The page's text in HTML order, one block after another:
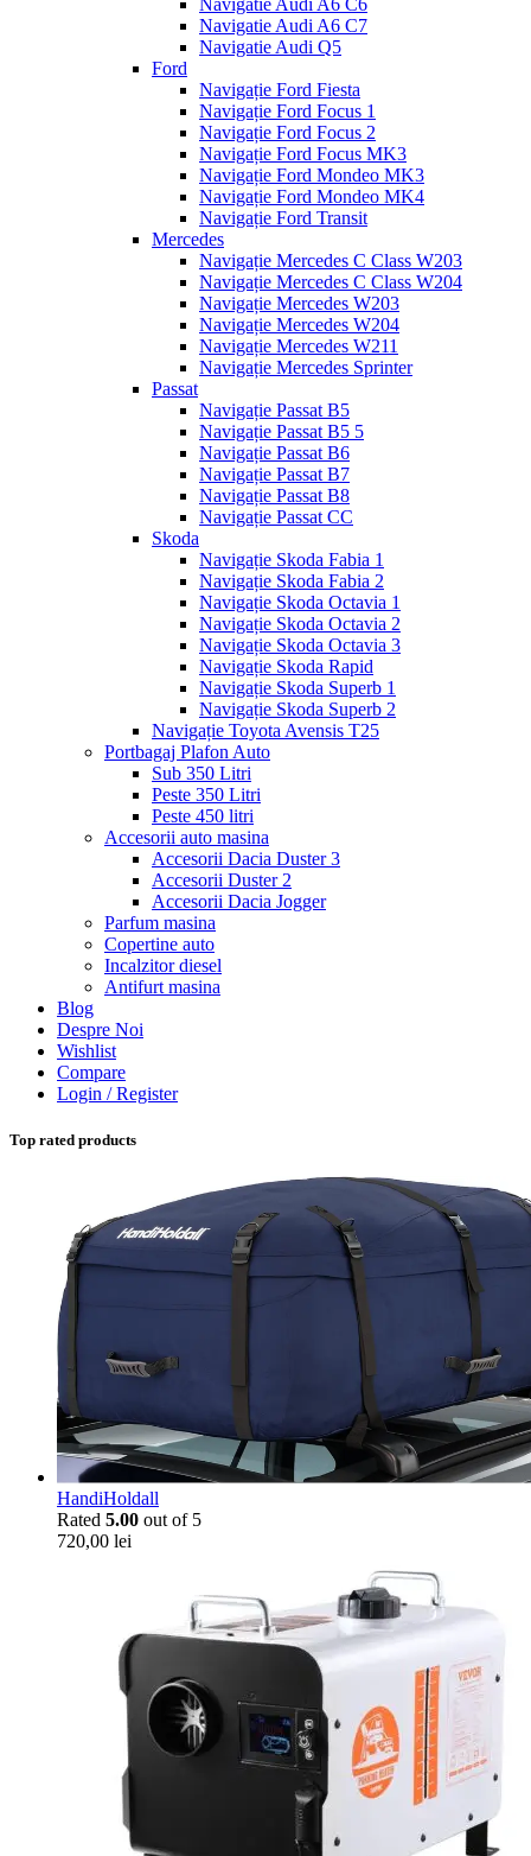
Navigatie Audi A6 C6
Navigatie Audi A6 C7
Navigatie Audi Q5
Ford
Navigație Ford Fiesta
Navigație Ford Focus 1
Navigație Ford Focus 2
Navigație Ford Focus MK3
Navigație Ford Mondeo MK3
Navigație Ford Mondeo MK4
Navigație Ford Transit
Mercedes
Navigație Mercedes C Class W203
Navigație Mercedes C Class W204
Navigație Mercedes W203
Navigație Mercedes W204
Navigație Mercedes W211
Navigație Mercedes Sprinter
Passat
Navigație Passat B5
Navigație Passat B5 5
Navigație Passat B6
Navigație Passat B7
Navigație Passat B8
Navigație Passat CC
Skoda
Navigație Skoda Fabia 1
Navigație Skoda Fabia 2
Navigație Skoda Octavia 1
Navigație Skoda Octavia 2
Navigație Skoda Octavia 3
Navigație Skoda Rapid
Navigație Skoda Superb 1
Navigație Skoda Superb 2
Navigație Toyota Avensis T25
Portbagaj Plafon Auto
Sub 350 Litri
Peste 350 Litri
Peste 450 litri
Accesorii auto masina
Accesorii Dacia Duster 3
Accesorii Duster 2
Accesorii Dacia Jogger
Parfum masina
Copertine auto
Incalzitor diesel
Antifurt masina
Blog
Despre Noi
Wishlist
Compare
Login / Register
Top rated products
HandiHoldall
Rated 5.00 out of 5
720,00 lei